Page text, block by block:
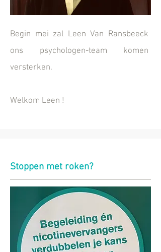
Begin mei zal Leen Van Ransbeeck
ons psychologen-team komen
versterken.
Welkom Leen !
Stoppen met roken?